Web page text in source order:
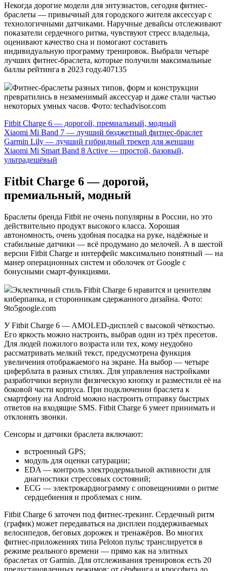
Некогда дорогие модели для энтузиастов, сегодня фитнес-
браслеты — привычный для городского жителя аксессуар с
технологичными датчиками. Наручные девайсы отслеживают
показатели сердечного ритма, чувствуют стресс владельца,
оценивают качество сна и помогают составить
индивидуальную программу тренировок. Выбрали четыре
лучших фитнес-браслета, которые получили максимальные
баллы рейтинга в 2023 году.407135
Фитнес-браслеты разных типов, форм и конструкции
превратились в незаменимый аксессуар и даже стали частью
некоторых умных часов. Фото: techadvisor.com
Fitbit Charge 6 — дорогой, премиальный, модный
Xiaomi Mi Band 7 — лучший бюджетный фитнес-браслет
Garmin Lily — лучший гибридный трекер для женщин
Xiaomi Mi Smart Band 8 Active — простой, базовый,
ультрадешёвый
Fitbit Charge 6 — дорогой,
премиальный, модный
Браслеты бренда Fitbit не очень популярны в России, но это
действительно продукт высокого класса. Хорошая
автономность, очень удобная посадка на руке, надёжные и
стабильные датчики — всё продумано до мелочей. А в шестой
версии Fitbit Charge и интерфейс максимально понятный — на
манер операционных систем и оболочек от Google с
бонусными смарт-функциями.
Эклектичный стиль Fitbit Charge 6 нравится и ценителям
киберпанка, и сторонникам сдержанного дизайна. Фото:
9to5google.com
У Fitbit Charge 6 — AMOLED-дисплей с высокой чёткостью.
Его яркость можно настроить, выбрав один из трёх пресетов.
Для людей пожилого возраста или тех, кому неудобно
рассматривать мелкий текст, предусмотрена функция
увеличения отображаемого на экране. На выбор — четыре
циферблата в разных стилях. Для управления настройками
разработчики вернули физическую кнопку и разместили её на
боковой части корпуса. При подключении браслета к
смартфону на Android можно настроить отправку быстрых
ответов на входящие SMS. Fitbit Charge 6 умеет принимать и
отклонять звонки.
Сенсоры и датчики браслета включают:
встроенный GPS;
модуль для оценки сатурации;
EDA — контроль электродермальной активности для
диагностики стрессовых состояний;
ECG — электрокардиограмму с оповещениями о ритме
сердцебиения и проблемах с ним.
Fitbit Charge 6 заточен под фитнес-трекинг. Сердечный ритм
(график) может передаваться на дисплеи поддерживаемых
велосипедов, беговых дорожек и тренажёров. Во многих
фитнес-приложениях типа Peloton пульс транслируется в
режиме реального времени — прямо как на элитных
браслетах от Garmin. Для отслеживания тренировок есть 20
предустановленных режимов: от сёрфинга и кроссфита до